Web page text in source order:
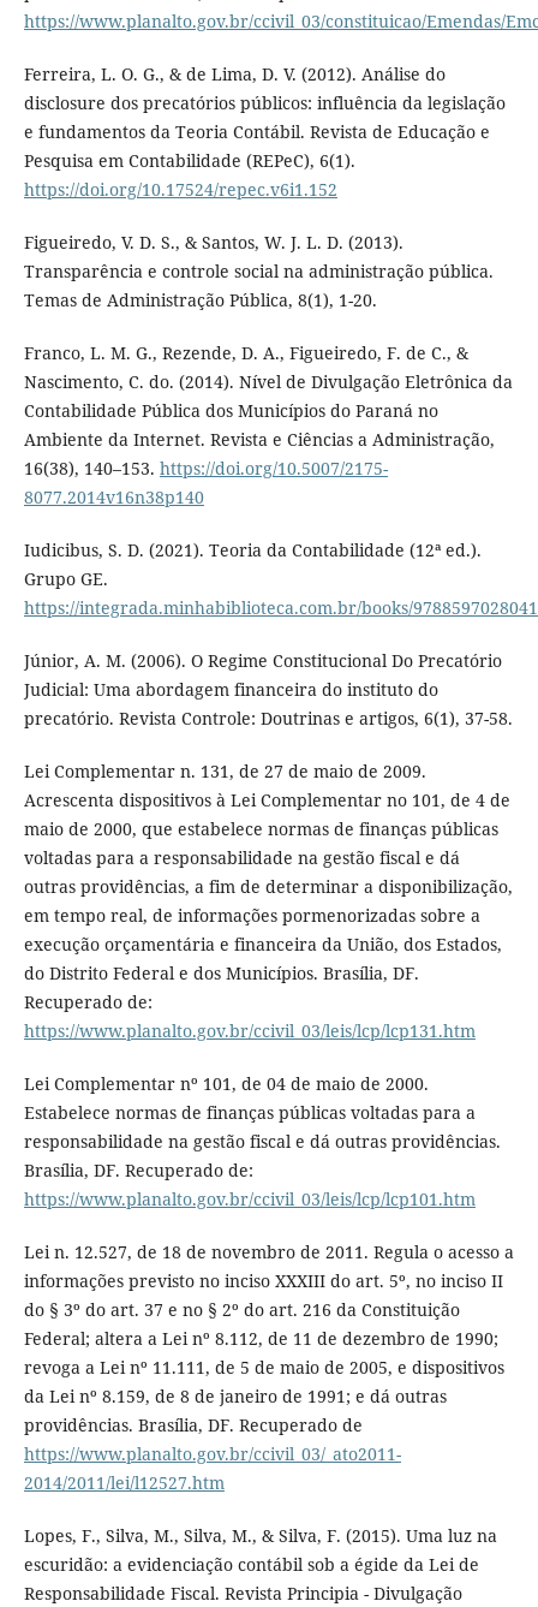
https://www.planalto.gov.br/ccivil_03/constituicao/Emendas/
Ferreira, L. O. G., & de Lima, D. V. (2012). Análise do
disclosure dos precatórios públicos: influência da legislação
e fundamentos da Teoria Contábil. Revista de Educação e
Pesquisa em Contabilidade (REPeC), 6(1).
https://doi.org/10.17524/repec.v6i1.152
Figueiredo, V. D. S., & Santos, W. J. L. D. (2013).
Transparência e controle social na administração pública.
Temas de Administração Pública, 8(1), 1-20.
Franco, L. M. G., Rezende, D. A., Figueiredo, F. de C., &
Nascimento, C. do. (2014). Nível de Divulgação Eletrônica da
Contabilidade Pública dos Municípios do Paraná no
Ambiente da Internet. Revista e Ciências a Administração,
16(38), 140–153. https://doi.org/10.5007/2175-
8077.2014v16n38p140
Iudicibus, S. D. (2021). Teoria da Contabilidade (12ª ed.).
Grupo GE.
https://integrada.minhabiblioteca.com.br/books/9788597028041
Júnior, A. M. (2006). O Regime Constitucional Do Precatório
Judicial: Uma abordagem financeira do instituto do
precatório. Revista Controle: Doutrinas e artigos, 6(1), 37-58.
Lei Complementar n. 131, de 27 de maio de 2009.
Acrescenta dispositivos à Lei Complementar no 101, de 4 de
maio de 2000, que estabelece normas de finanças públicas
voltadas para a responsabilidade na gestão fiscal e dá
outras providências, a fim de determinar a disponibilização,
em tempo real, de informações pormenorizadas sobre a
execução orçamentária e financeira da União, dos Estados,
do Distrito Federal e dos Municípios. Brasília, DF.
Recuperado de:
https://www.planalto.gov.br/ccivil_03/leis/lcp/lcp131.htm
Lei Complementar nº 101, de 04 de maio de 2000.
Estabelece normas de finanças públicas voltadas para a
responsabilidade na gestão fiscal e dá outras providências.
Brasília, DF. Recuperado de:
https://www.planalto.gov.br/ccivil_03/leis/lcp/lcp101.htm
Lei n. 12.527, de 18 de novembro de 2011. Regula o acesso a
informações previsto no inciso XXXIII do art. 5º, no inciso II
do § 3º do art. 37 e no § 2º do art. 216 da Constituição
Federal; altera a Lei nº 8.112, de 11 de dezembro de 1990;
revoga a Lei nº 11.111, de 5 de maio de 2005, e dispositivos
da Lei nº 8.159, de 8 de janeiro de 1991; e dá outras
providências. Brasília, DF. Recuperado de
https://www.planalto.gov.br/ccivil_03/_ato2011-
2014/2011/lei/l12527.htm
Lopes, F., Silva, M., Silva, M., & Silva, F. (2015). Uma luz na
escuridão: a evidenciação contábil sob a égide da Lei de
Responsabilidade Fiscal. Revista Principia - Divulgação